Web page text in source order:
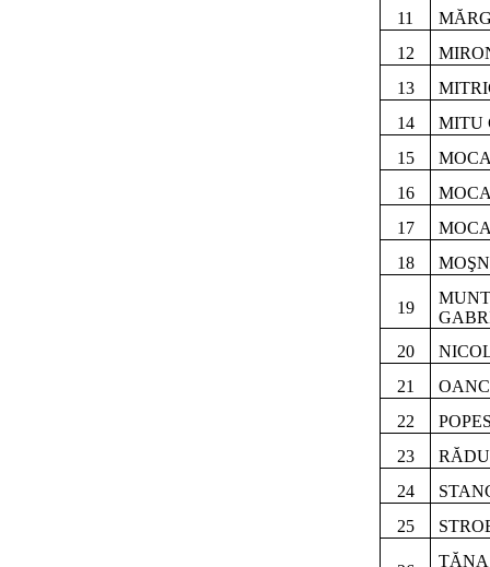
11
12
13
14
MITU
15
16
17
18
19
20
21
22
23
24
25